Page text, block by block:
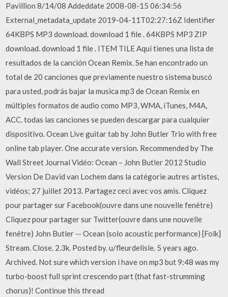
Pavillion 8/14/08 Addeddate 2008-08-15 06:34:56
External_metadata_update 2019-04-11T02:27:16Z Identifier
64KBPS MP3 download. download 1 file . 64KBPS MP3 ZIP
download. download 1 file . ITEM TILE Aquí tienes una lista de
resultados de la canción Ocean Remix. Se han encontrado un
total de 20 canciones que previamente nuestro sistema buscó
para usted, podrás bajar la musica mp3 de Ocean Remix en
múltiples formatos de audio como MP3, WMA, iTunes, M4A,
ACC. todas las canciones se pueden descargar para cualquier
dispositivo. Ocean Live guitar tab by John Butler Trio with free
online tab player. One accurate version. Recommended by The
Wall Street Journal Vidéo: Ocean – John Butler 2012 Studio
Version De David van Lochem dans la catégorie autres artistes,
vidéos; 27 juillet 2013. Partagez ceci avec vos amis. Cliquez
pour partager sur Facebook(ouvre dans une nouvelle fenêtre)
Cliquez pour partager sur Twitter(ouvre dans une nouvelle
fenêtre) John Butler -- Ocean (solo acoustic performance) [Folk]
Stream. Close. 2.3k. Posted by. u/fleurdelisle. 5 years ago.
Archived. Not sure which version i have on mp3 but 9:48 was my
turbo-boost full sprint crescendo part (that fast-strumming
chorus)! Continue this thread